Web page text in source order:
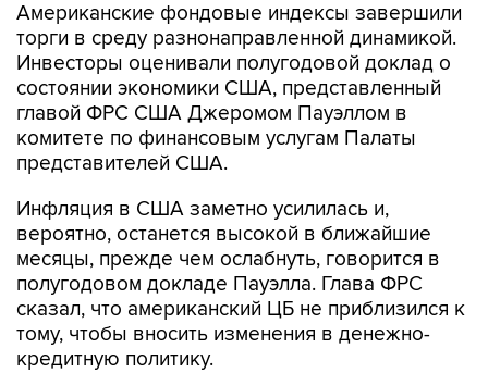
Американские фондовые индексы завершили
торги в среду разнонаправленной динамикой.
Инвесторы оценивали полугодовой доклад о
состоянии экономики США, представленный
главой ФРС США Джеромом Пауэллом в
комитете по финансовым услугам Палаты
представителей США.
Инфляция в США заметно усилилась и,
вероятно, останется высокой в ближайшие
месяцы, прежде чем ослабнуть, говорится в
полугодовом докладе Пауэлла. Глава ФРС
сказал, что американский ЦБ не приблизился к
тому, чтобы вносить изменения в денежно-
кредитную политику.